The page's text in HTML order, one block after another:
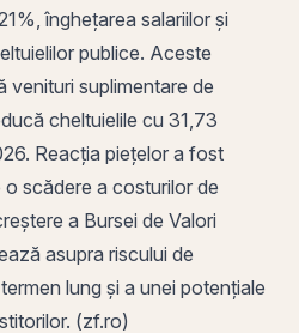
înghețarea salariilor și
publice. Aceste
venituri suplimentare de
cheltuielile cu 31,73
Reacția piețelor a fost
scădere a costurilor de
a Bursei de Valori
asupra riscului de
lung și a unei potențiale
(zf.ro)